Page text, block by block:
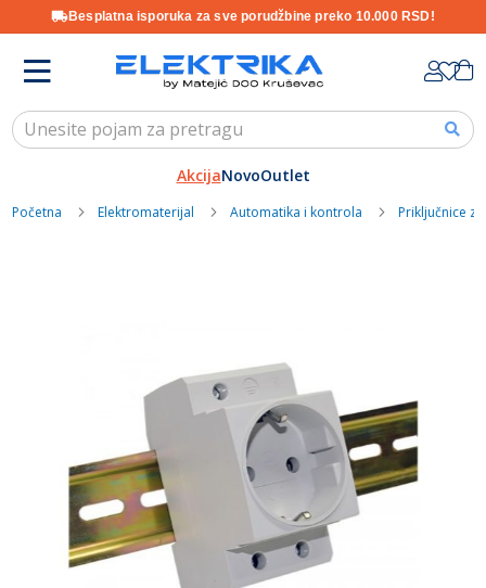
Besplatna isporuka za sve porudžbine preko 10.000 RSD!
Content
AkcijaNovoOutlet
Početna Elektromaterijal Automatika i kontrola Priključnice